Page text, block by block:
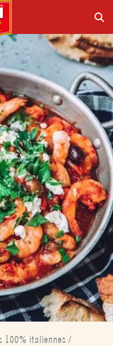
100% italiennes /